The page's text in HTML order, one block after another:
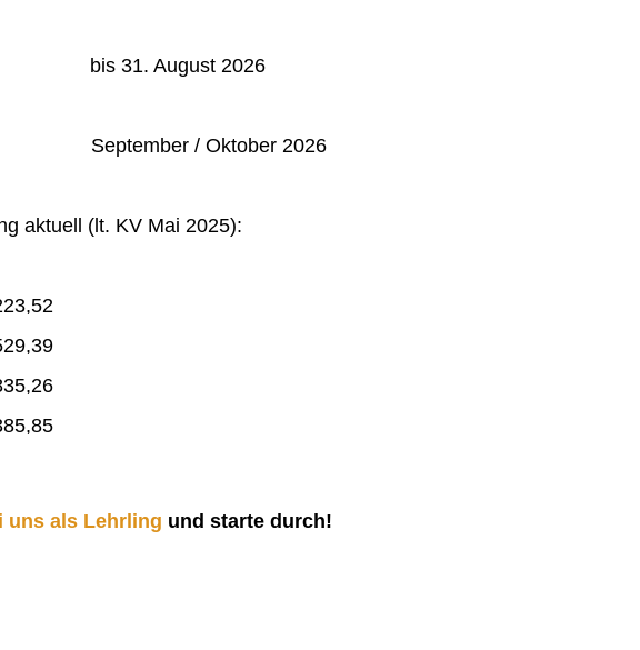
bis 31. August 2026
/ Oktober 2026
aktuell (lt. KV Mai 2025):
uns als Lehrling und starte durch!